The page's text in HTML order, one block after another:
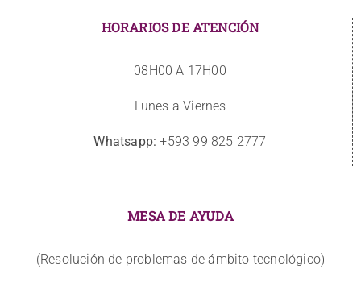
HORARIOS DE ATENCIÓN
08H00 A 17H00
Lunes a Viernes
Whatsapp: +593 99 825 2777
MESA DE AYUDA
(Resolución de problemas de ámbito tecnológico)